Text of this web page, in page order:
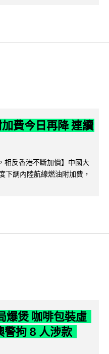
費今日再降 連續
相反香港不斷加價】中國大
下調內陸航線燃油附加費，
爆煲 咖啡包裝虛
警拘 8 人涉款